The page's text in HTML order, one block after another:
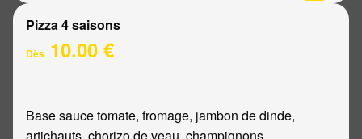
Pizza 4 saisons
Dès 10.00 €
Base sauce tomate, fromage, jambon de dinde,
artichauts, chorizo de veau, champignons